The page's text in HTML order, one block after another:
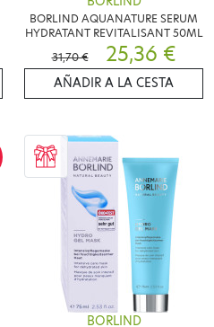
BORLIND AQUANATURE SERUM
HYDRATANT REVITALISANT 50ML
31,70 €
25,36 €
AÑADIR A LA CESTA
BORLIND